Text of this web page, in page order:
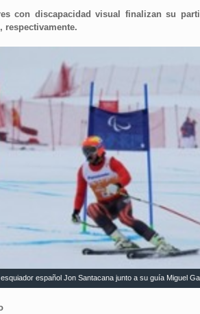
con discapacidad visual finalizan su
respectivamente.
esquiador español Jon Santacana junto a su guía Miguel